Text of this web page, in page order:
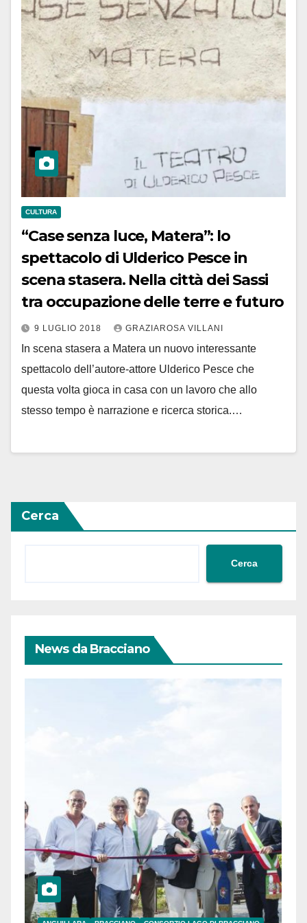
CULTURA
“Case senza luce, Matera”: lo
spettacolo di Ulderico Pesce in
scena stasera. Nella città dei Sassi
tra occupazione delle terre e futuro
9 LUGLIO 2018 GRAZIAROSA VILLANI
In scena stasera a Matera un nuovo interessante
spettacolo dell’autore-attore Ulderico Pesce che
questa volta gioca in casa con un lavoro che allo
stesso tempo è narrazione e ricerca storica.…
Cerca
Cerca
News da Bracciano